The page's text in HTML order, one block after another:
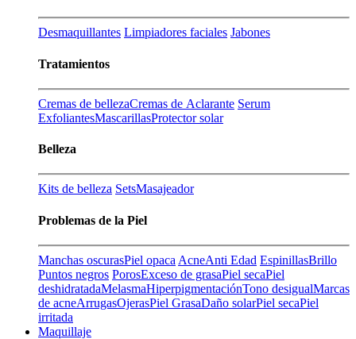
Desmaquillantes Limpiadores faciales Jabones
Tratamientos
Cremas de bellezaCremas de Aclarante Serum
ExfoliantesMascarillasProtector solar
Belleza
Kits de belleza SetsMasajeador
Problemas de la Piel
Manchas oscurasPiel opaca AcneAnti Edad EspinillasBrillo
Puntos negros PorosExceso de grasaPiel secaPiel
deshidratadaMelasmaHiperpigmentaciónTono desigualMarcas
de acneArrugasOjerasPiel GrasaDaño solarPiel secaPiel
irritada
Maquillaje